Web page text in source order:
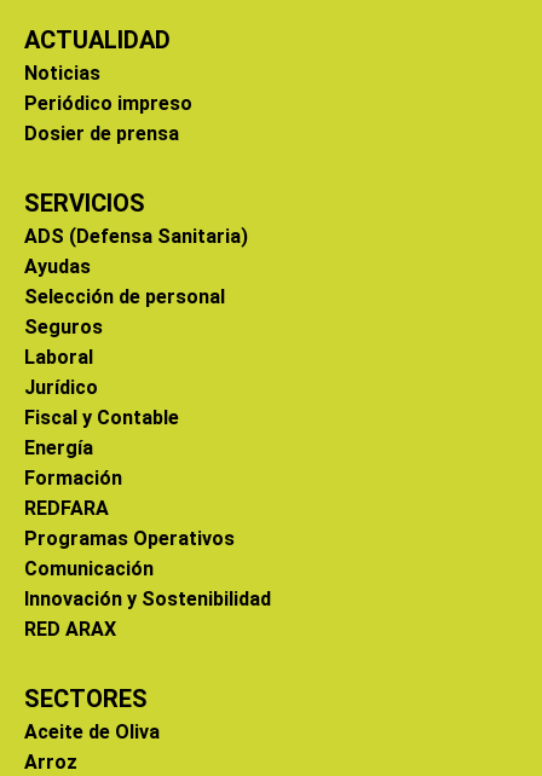
ACTUALIDAD
Noticias
Periódico impreso
Dosier de prensa
SERVICIOS
ADS (Defensa Sanitaria)
Ayudas
Selección de personal
Seguros
Laboral
Jurídico
Fiscal y Contable
Energía
Formación
REDFARA
Programas Operativos
Comunicación
Innovación y Sostenibilidad
RED ARAX
SECTORES
Aceite de Oliva
Arroz